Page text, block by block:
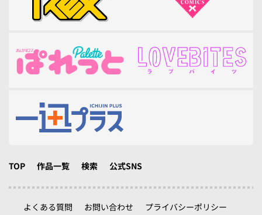
TOP 作品一覧 検索 公式SNS
よくある質問 お問い合わせ
プライバシーポリシー